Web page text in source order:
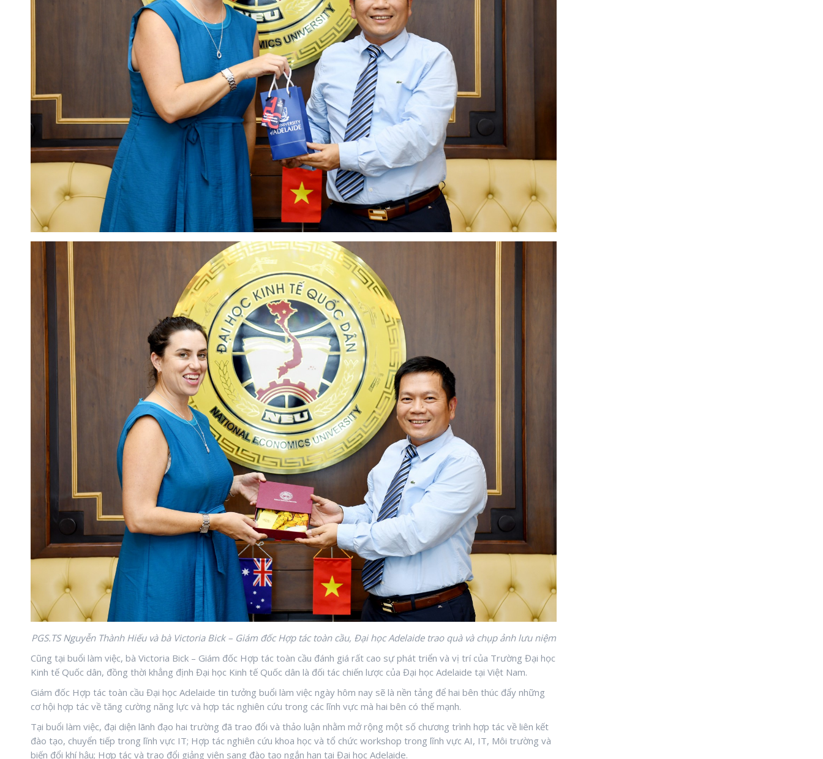
PGS.TS Nguyễn Thành Hiếu và bà Victoria Bick – Giám đốc Hợp tác toàn cầu, Đại học Adelaide trao quà và chụp ảnh lưu niệm
Cũng tại buổi làm việc, bà Victoria Bick – Giám đốc Hợp tác toàn cầu đánh giá rất cao sự phát triển và vị trí của Trường Đại học
Kinh tế Quốc dân, đồng thời khẳng định Đại học Kinh tế Quốc dân là đối tác chiến lược của Đại học Adelaide tại Việt Nam.
Giám đốc Hợp tác toàn cầu Đại học Adelaide tin tưởng buổi làm việc ngày hôm nay sẽ là nền tảng để hai bên thúc đẩy những
cơ hội hợp tác về tăng cường năng lực và hợp tác nghiên cứu trong các lĩnh vực mà hai bên có thế mạnh.
Tại buổi làm việc, đại diện lãnh đạo hai trường đã trao đổi và thảo luận nhằm mở rộng một số chương trình hợp tác về liên kết
đào tạo, chuyển tiếp trong lĩnh vực IT; Hợp tác nghiên cứu khoa học và tổ chức workshop trong lĩnh vực AI, IT, Môi trường và
biến đổi khí hậu; Hợp tác và trao đổi giảng viên sang đào tạo ngắn hạn tại Đại học Adelaide.